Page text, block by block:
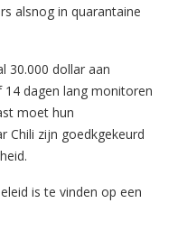
alsnog in quarantaine
30.000 dollar aan
14 dagen lang monitoren
moet hun
Chili zijn goedkgekeurd
is te vinden op een